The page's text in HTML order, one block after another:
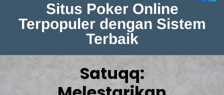
Situs Poker Online
Terpopuler dengan Sistem
Terbaik
Satuqq: